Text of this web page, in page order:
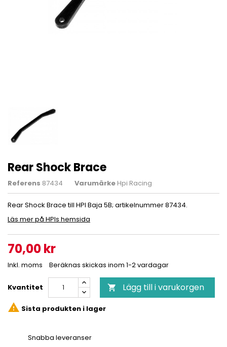
Rear Shock Brace
Referens 87434 Varumärke Hpi Racing
Rear Shock Brace till HPI Baja 5B; artikelnummer 87434.
Läs mer på HPIs hemsida
70,00 kr
Inkl. moms Beräknas skickas inom 1-2 vardagar
Kvantitet  Lägg till i varukorgen
 Sista produkten i lager
Snabba leveranser